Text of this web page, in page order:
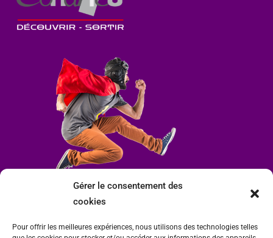
Gérer le consentement des
cookies
Pour offrir les meilleures expériences, nous utilisons des technologies telles